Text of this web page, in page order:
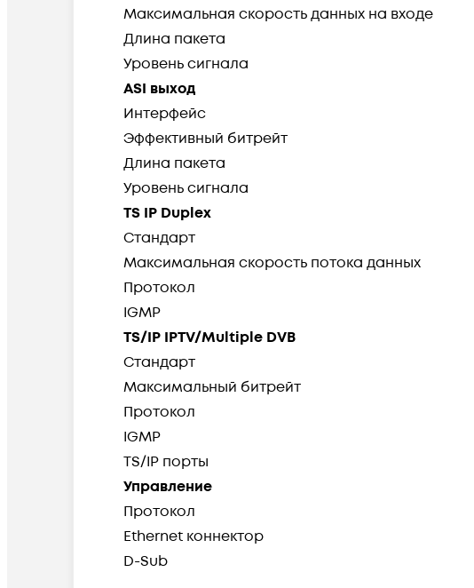
Максимальная скорость данных на входе
Длина пакета
Уровень сигнала
ASI выход
Интерфейс
Эффективный битрейт
Длина пакета
Уровень сигнала
TS IP Duplex
Стандарт
Максимальная скорость потока данных
Протокол
IGMP
TS/IP IPTV/Multiple DVB
Стандарт
Максимальный битрейт
Протокол
IGMP
TS/IP порты
Управление
Протокол
Ethernet коннектор
D-Sub